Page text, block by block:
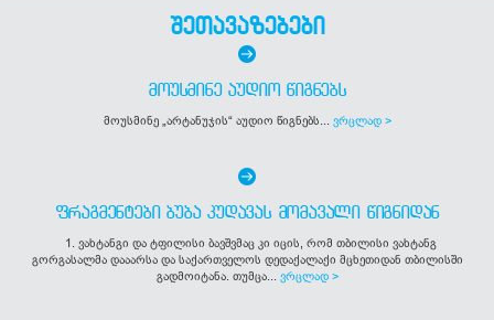
შეთავაზებები
ᲛᲝᲣᲡᲛᲘᲜᲔ ᲐᲣᲓᲘᲝ ᲬᲘᲒᲜᲔᲑᲡ
მოუსმინე „არტანუჯის“ აუდიო წიგნებს... ვრცლად >
ᲤᲠᲐᲒᲛᲔᲜᲢᲔᲑᲘ ᲑᲣᲑᲐ ᲙᲣᲓᲐᲕᲐᲡ ᲛᲝᲛᲐᲕᲐᲚᲘ ᲬᲘᲒᲜᲘᲓᲐᲜ
1. ვახტანგი და ტფილისი ბავშვმაც კი იცის, რომ თბილისი ვახტანგ
გორგასალმა დააარსა და საქართველოს დედაქალაქი მცხეთიდან თბილისში
გადმოიტანა. თუმცა... ვრცლად >